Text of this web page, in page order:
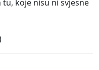
koje nisu ni svjesne